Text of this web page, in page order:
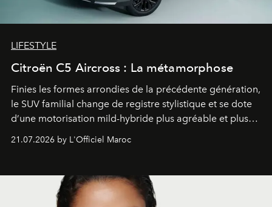
LIFESTYLE
Citroën C5 Aircross : La métamorphose
Finies les formes arrondies de la précédente génération,
le SUV familial change de registre stylistique et se dote
d’une motorisation mild-hybride plus agréable et plus
économe. à n’en pas douter, le nouveau C5 Aircross a
gagné en maturité.
21.07.2026 by L'Officiel Maroc